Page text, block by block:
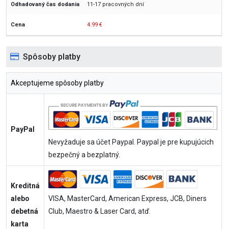
11-17 pracovných dní
4.99 €
Spôsoby platby
Akceptujeme spôsoby platby
PayPal
Nevyžaduje sa účet Paypal. Paypal je pre kupujúcich
bezpečný a bezplatný.
Kreditná
alebo
debetná
karta
VISA, MasterCard, American Express, JCB, Diners
Club, Maestro & Laser Card, atď.